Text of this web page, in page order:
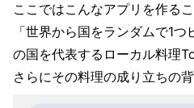
ここではこんなアプリを作る
「世界から国をランダムで1
の国を代表するローカル料理
さらにその料理の成り立ちの